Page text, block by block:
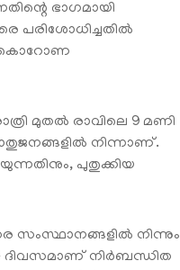
ഭാഗമായി
പരിശോധിച്ചതില്‍
കൊറോണ
മുതല്‍ രാവിലെ 9 മണി
നിന്നാണ്.
പുതുക്കിയ
സംസ്ഥാനങ്ങളില്‍ നിന്നും
ദിവസമാണ് നിര്‍ബന്ധിത